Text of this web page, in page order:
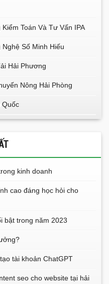
Toán Và Tư Vấn IPA
Số Minh Hiếu
Hải Phương
Nông Hải Phòng
Quốc
kinh doanh
cao đáng học hỏi cho
bật trong năm 2023
tài khoản ChatGPT
seo cho website tại hải